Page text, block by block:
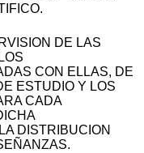
DE LAS
CON ELLAS, DE
ESTUDIO Y LOS
CADA
DISTRIBUCION